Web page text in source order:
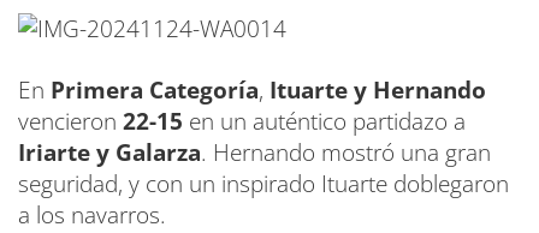
En Primera Categoría, Ituarte y Hernando
vencieron 22-15 en un auténtico partidazo a
Iriarte y Galarza. Hernando mostró una gran
seguridad, y con un inspirado Ituarte doblegaron
a los navarros.